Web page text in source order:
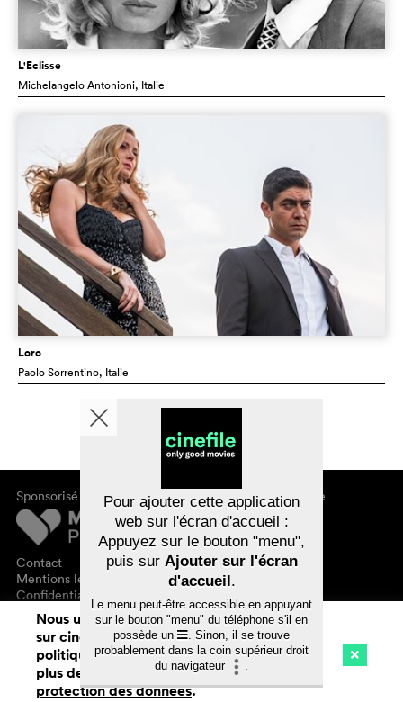
Cinéma Streaming Watchlist (
L'Eclisse
Michelangelo Antonioni, Italie
Loro
Paolo Sorrentino, Italie
Sponsorisé par
Contact
Mentions légales
Confidentialité des données
À propos de cinefile
S'inscrire/s'abonner
Newsletter
FAQ
Bons-cadeaux
Nous utilisons des cookies. En naviguant
sur cinefile.ch, vous acceptez notre
politique d'utilisation des cookies. Pour
plus de détails, voir notredéclaration de
protection des données.
Pour ajouter cette application
web sur l'écran d'accueil :
Appuyez sur le bouton "menu",
puis sur Ajouter sur l'écran
d'accueil.
Le menu peut-être accessible en appuyant
sur le bouton "menu" du téléphone s'il en
possède un
. Sinon, il se trouve
probablement dans la coin supérieur droit
du navigateur
.